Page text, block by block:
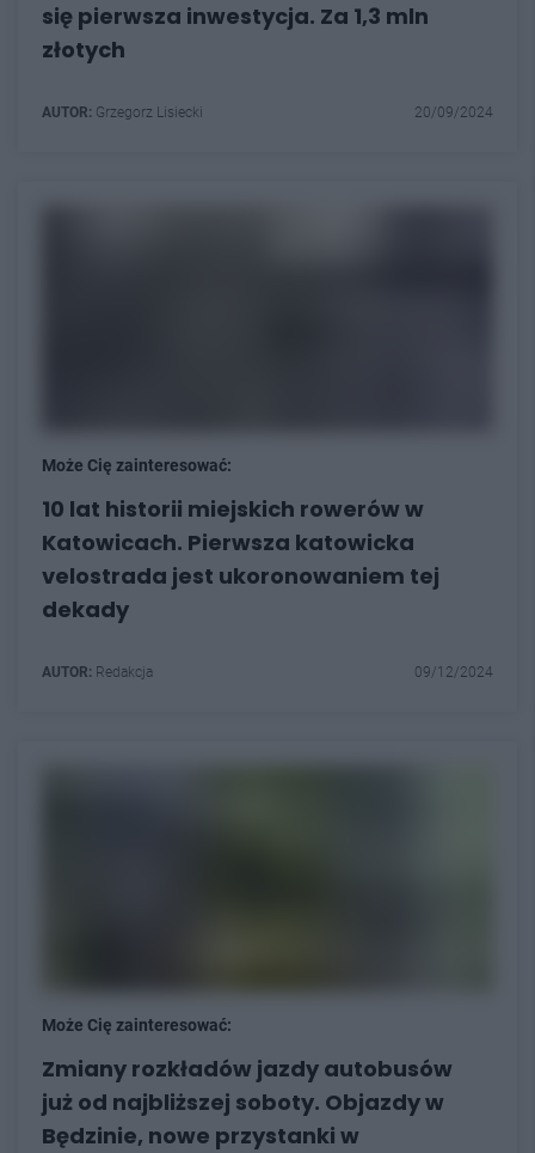
się pierwsza inwestycja. Za 1,3 mln
złotych
AUTOR: Grzegorz Lisiecki 20/09/2024
Może Cię zainteresować:
10 lat historii miejskich rowerów w
Katowicach. Pierwsza katowicka
velostrada jest ukoronowaniem tej
dekady
AUTOR: Redakcja 09/12/2024
Może Cię zainteresować:
Zmiany rozkładów jazdy autobusów
już od najbliższej soboty. Objazdy w
Będzinie, nowe przystanki w